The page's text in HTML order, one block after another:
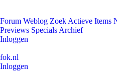
Forum Weblog Zoek Actieve Items
Previews Specials Archief
Inloggen
fok.nl
Inloggen